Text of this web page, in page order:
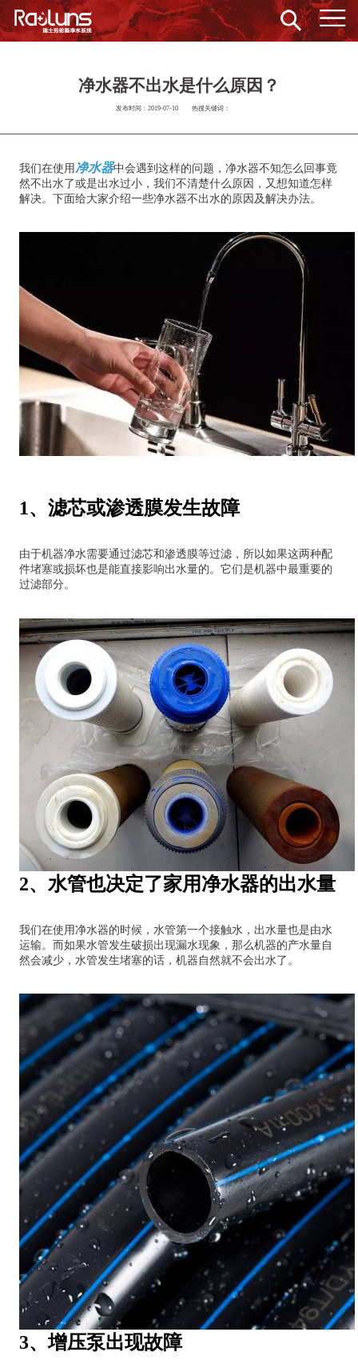
净水器不出水是什么原因？
发布时间：2019-07-10 热搜关键词：
我们在使用净水器中会遇到这样的问题，净水器不知怎么回事竟
然不出水了或是出水过小，我们不清楚什么原因，又想知道怎样
解决。下面给大家介绍一些净水器不出水的原因及解决办法。
1、滤芯或渗透膜发生故障
由于机器净水需要通过滤芯和渗透膜等过滤，所以如果这两种配
件堵塞或损坏也是能直接影响出水量的。它们是机器中最重要的
过滤部分。
2、水管也决定了家用净水器的出水量
我们在使用净水器的时候，水管第一个接触水，出水量也是由水
运输。而如果水管发生破损出现漏水现象，那么机器的产水量自
然会减少，水管发生堵塞的话，机器自然就不会出水了。
3、增压泵出现故障